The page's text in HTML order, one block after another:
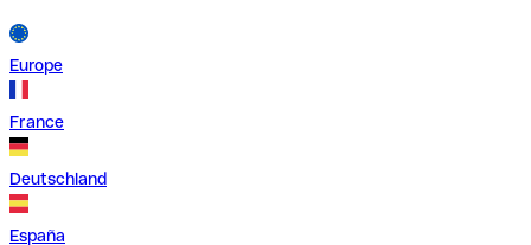
Europe
France
Deutschland
España